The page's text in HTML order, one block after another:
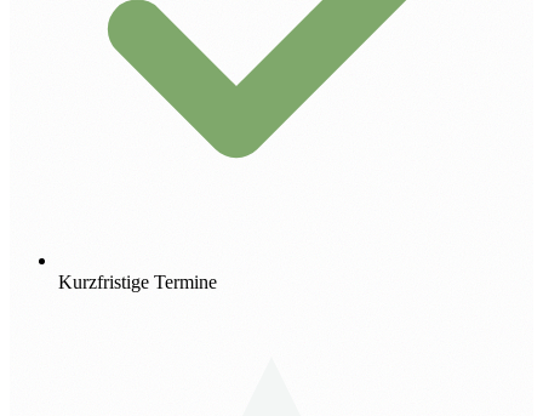
Kurzfristige Termine